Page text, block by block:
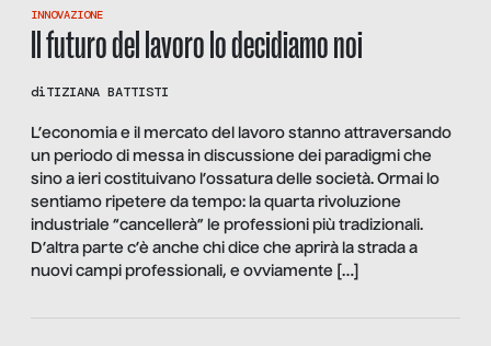
INNOVAZIONE
Il futuro del lavoro lo decidiamo noi
diTIZIANA BATTISTI
L’economia e il mercato del lavoro stanno attraversando
un periodo di messa in discussione dei paradigmi che
sino a ieri costituivano l’ossatura delle società. Ormai lo
sentiamo ripetere da tempo: la quarta rivoluzione
industriale “cancellerà” le professioni più tradizionali.
D’altra parte c’è anche chi dice che aprirà la strada a
nuovi campi professionali, e ovviamente […]